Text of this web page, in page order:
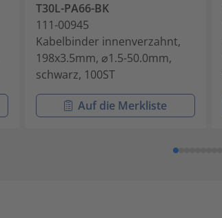
T30L-PA66-BK
111-00945
Kabelbinder innenverzahnt,
198x3.5mm, ⌀1.5-50.0mm,
schwarz, 100ST
Auf die Merkliste